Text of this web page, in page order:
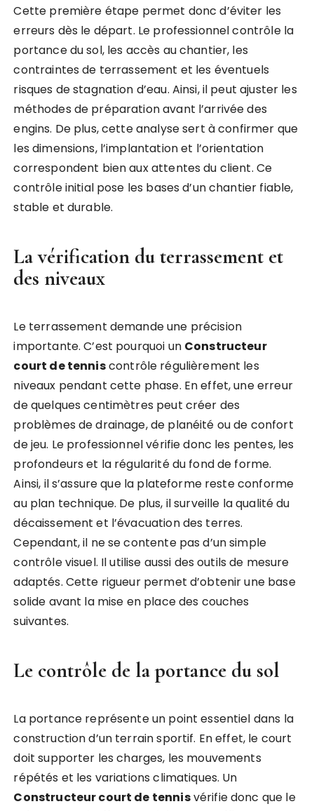
Cette première étape permet donc d’éviter les
erreurs dès le départ. Le professionnel contrôle la
portance du sol, les accès au chantier, les
contraintes de terrassement et les éventuels
risques de stagnation d’eau. Ainsi, il peut ajuster les
méthodes de préparation avant l’arrivée des
engins. De plus, cette analyse sert à confirmer que
les dimensions, l’implantation et l’orientation
correspondent bien aux attentes du client. Ce
contrôle initial pose les bases d’un chantier fiable,
stable et durable.
La vérification du terrassement et
des niveaux
Le terrassement demande une précision
importante. C’est pourquoi un Constructeur
court de tenniscontrôle régulièrement les
niveaux pendant cette phase. En effet, une erreur
de quelques centimètres peut créer des
problèmes de drainage, de planéité ou de confort
de jeu. Le professionnel vérifie donc les pentes, les
profondeurs et la régularité du fond de forme.
Ainsi, il s’assure que la plateforme reste conforme
au plan technique. De plus, il surveille la qualité du
décaissement et l’évacuation des terres.
Cependant, il ne se contente pas d’un simple
contrôle visuel. Il utilise aussi des outils de mesure
adaptés. Cette rigueur permet d’obtenir une base
solide avant la mise en place des couches
suivantes.
Le contrôle de la portance du sol
La portance représente un point essentiel dans la
construction d’un terrain sportif. En effet, le court
doit supporter les charges, les mouvements
répétés et les variations climatiques. Un
Constructeur court de tennisvérifie donc que le